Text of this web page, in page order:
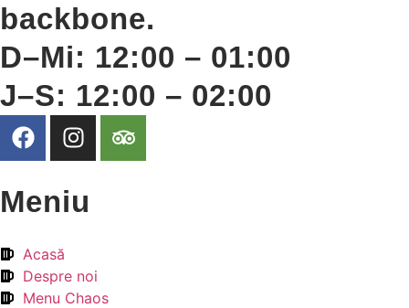
backbone.
D–Mi: 12:00 – 01:00
J–S: 12:00 – 02:00
Meniu
Acasă
Despre noi
Menu Chaos